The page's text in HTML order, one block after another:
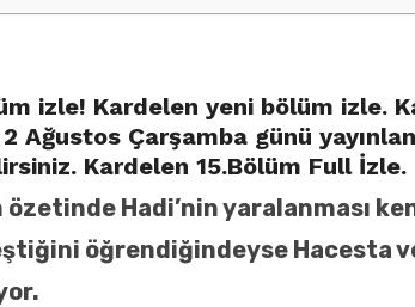
izle! Kardelen yeni bölüm izle.
Ağustos Çarşamba günü
Kardelen 15.Bölüm Full İzle.
Hadi’nin yaralanması
öğrendiğindeyse Hacesta